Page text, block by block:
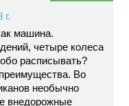
машина.
четыре колеса
расписывать?
Во
необычно
внедорожные